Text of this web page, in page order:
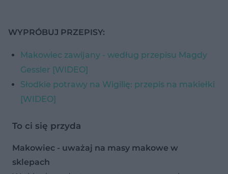
WYPRÓBUJ PRZEPISY:
Makowiec zawijany - według przepisu Magdy
Gessler [WIDEO]
Słodkie potrawy na Wigilię: przepis na makiełki
[WIDEO]
To ci się przyda
Makowiec - uważaj na masy makowe w
sklepach